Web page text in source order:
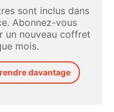
sont inclus dans
Abonnez-vous
un nouveau coffret
mois.
davantage